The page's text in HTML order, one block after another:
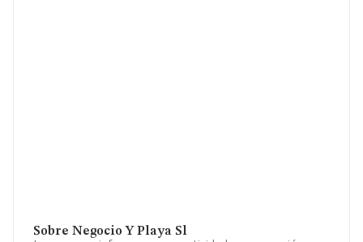
Sobre Negocio Y Playa Sl